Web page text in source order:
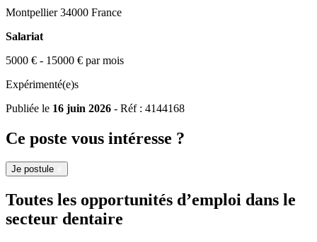
Montpellier 34000 France
Salariat
5000 € - 15000 € par mois
Expérimenté(e)s
Publiée le 16 juin 2026 - Réf : 4144168
Ce poste vous intéresse ?
Je postule
Toutes les opportunités d’emploi dans le
secteur dentaire